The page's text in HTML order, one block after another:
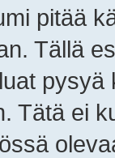
pitää
Tällä
Tätä ei